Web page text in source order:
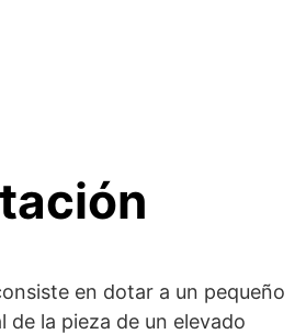
en dotar a un pequeño
de la pieza de un elevado